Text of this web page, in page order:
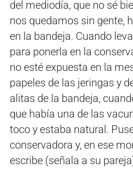
del mediodía, que no sé
nos quedamos sin gente,
en la bandeja. Cuando
para ponerla en la
no esté expuesta en la
papeles de las jeringas y
alitas de la bandeja,
que había una de las
toco y estaba natural.
conservadora y, en ese
escribe (señala a su